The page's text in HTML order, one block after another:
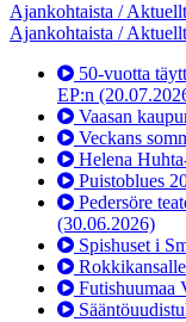
Ajankohtaista / Aktuellt
Ajankohtaista / Aktuellt
50-vuotta
EP:n
Vaasan
Veckans
Helena
Puistoblues
Pedersöre
(30.06.2026)
Spishuset i
Futishuumaa